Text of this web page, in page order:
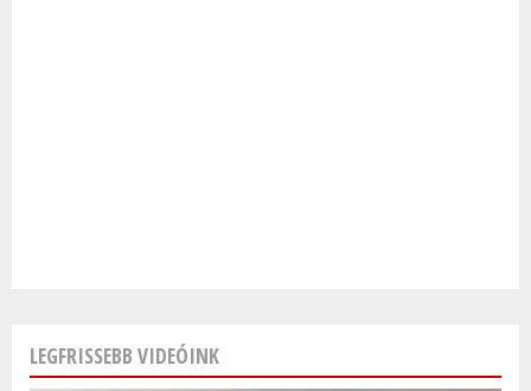
LEGFRISSEBB VIDEÓINK